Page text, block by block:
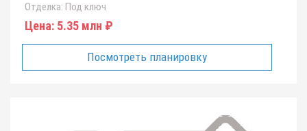
Отделка: Под ключ
Цена: 5.35 млн ₽
Посмотреть планировку